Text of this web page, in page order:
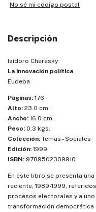
No sé mi código postal
Descripción
Isidoro Cheresky
La innovación política
Eudeba
Páginas: 176
Alto: 23.0 cm.
Ancho: 16.0 cm.
Peso: 0.3 kgs.
Colección: Temas - Sociales
Edición: 1999
ISBN: 9789502309910
En este libro se presenta
reciente, 1989-1999,
procesos electorales y a
transformación democrática